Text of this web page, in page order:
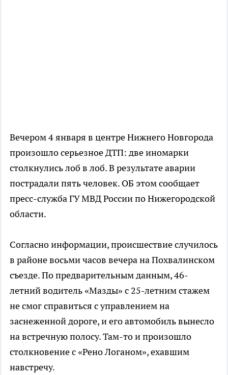
Вечером 4 января в центре Нижнего Новгорода
произошло серьезное ДТП: две иномарки
столкнулись лоб в лоб. В результате аварии
пострадали пять человек. ОБ этом сообщает
пресс-служба ГУ МВД России по Нижегородской
области.
Согласно информации, происшествие случилось
в районе восьми часов вечера на Похвалинском
съезде. По предварительным данным, 46-
летний водитель «Мазды» с 25-летним стажем
не смог справиться с управлением на
заснеженной дороге, и его автомобиль вынесло
на встречную полосу. Там-то и произошло
столкновение с «Рено Логаном», ехавшим
навстречу.